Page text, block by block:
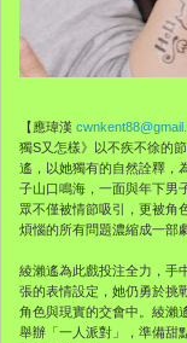
【應瑋漢
獨S又怎樣》以不疾不徐的
遙，以她獨有的自然詮釋，
子山口鳴海，一面與年下男
眾不僅被情節吸引，更被角
煩惱的所有問題濃縮成一部
綾瀨遙為此戲投注全力，手
張的表情設定，她仍勇於挑
角色與現實的交會中。綾瀨
舉辦「一人派對」，準備甜